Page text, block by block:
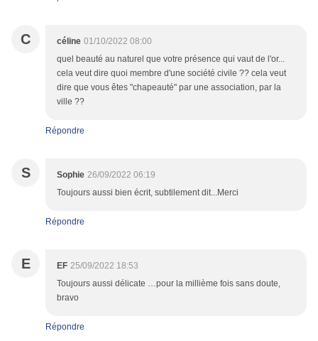
C céline 01/10/2022 08:00
quel beauté au naturel que votre présence qui vaut de l'or...
cela veut dire quoi membre d'une société civile ?? cela veut
dire que vous êtes "chapeauté" par une association, par la
ville ??
Répondre
S Sophie 26/09/2022 06:19
Toujours aussi bien écrit, subtilement dit...Merci
Répondre
E EF 25/09/2022 18:53
Toujours aussi délicate …pour la millième fois sans doute,
bravo
Répondre